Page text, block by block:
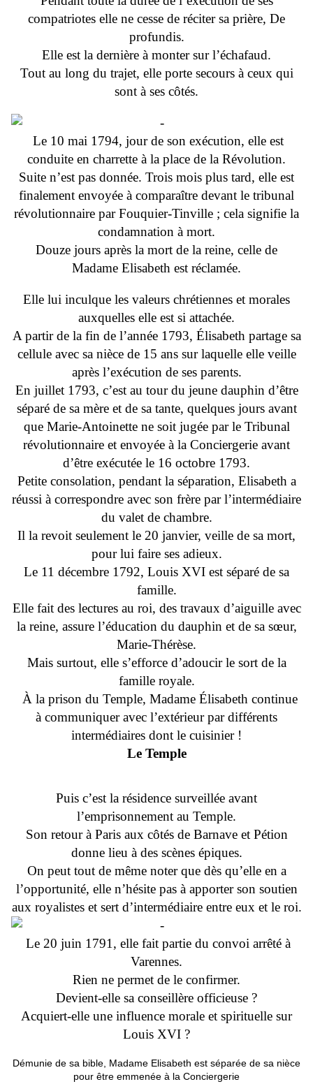
compatriotes elle ne cesse de réciter sa prière, De
profundis.
Elle est la dernière à monter sur l’échafaud.
Tout au long du trajet, elle porte secours à ceux qui
sont à ses côtés.
Le 10 mai 1794, jour de son exécution, elle est
conduite en charrette à la place de la Révolution.
Suite n’est pas donnée. Trois mois plus tard, elle est
finalement envoyée à comparaître devant le tribunal
révolutionnaire par Fouquier-Tinville ; cela signifie la
condamnation à mort.
Douze jours après la mort de la reine, celle de
Madame Elisabeth est réclamée.
Elle lui inculque les valeurs chrétiennes et morales
auxquelles elle est si attachée.
A partir de la fin de l’année 1793, Élisabeth partage sa
cellule avec sa nièce de 15 ans sur laquelle elle veille
après l’exécution de ses parents.
En juillet 1793, c’est au tour du jeune dauphin d’être
séparé de sa mère et de sa tante, quelques jours avant
que Marie-Antoinette ne soit jugée par le Tribunal
révolutionnaire et envoyée à la Conciergerie avant
d’être exécutée le 16 octobre 1793.
Petite consolation, pendant la séparation, Elisabeth a
réussi à correspondre avec son frère par l’intermédiaire
du valet de chambre.
Il la revoit seulement le 20 janvier, veille de sa mort,
pour lui faire ses adieux.
Le 11 décembre 1792, Louis XVI est séparé de sa
famille.
Elle fait des lectures au roi, des travaux d’aiguille avec
la reine, assure l’éducation du dauphin et de sa sœur,
Marie-Thérèse.
Mais surtout, elle s’efforce d’adoucir le sort de la
famille royale.
À la prison du Temple, Madame Élisabeth continue
à communiquer avec l’extérieur par différents
intermédiaires dont le cuisinier !
Le Temple
Puis c’est la résidence surveillée avant
l’emprisonnement au Temple.
Son retour à Paris aux côtés de Barnave et Pétion
donne lieu à des scènes épiques.
On peut tout de même noter que dès qu’elle en a
l’opportunité, elle n’hésite pas à apporter son soutien
aux royalistes et sert d’intermédiaire entre eux et le roi.
Le 20 juin 1791, elle fait partie du convoi arrêté à
Varennes.
Rien ne permet de le confirmer.
Devient-elle sa conseillère officieuse ?
Acquiert-elle une influence morale et spirituelle sur
Louis XVI ?
Démunie de sa bible, Madame Elisabeth est séparée de sa nièce
pour être emmenée à la Conciergerie